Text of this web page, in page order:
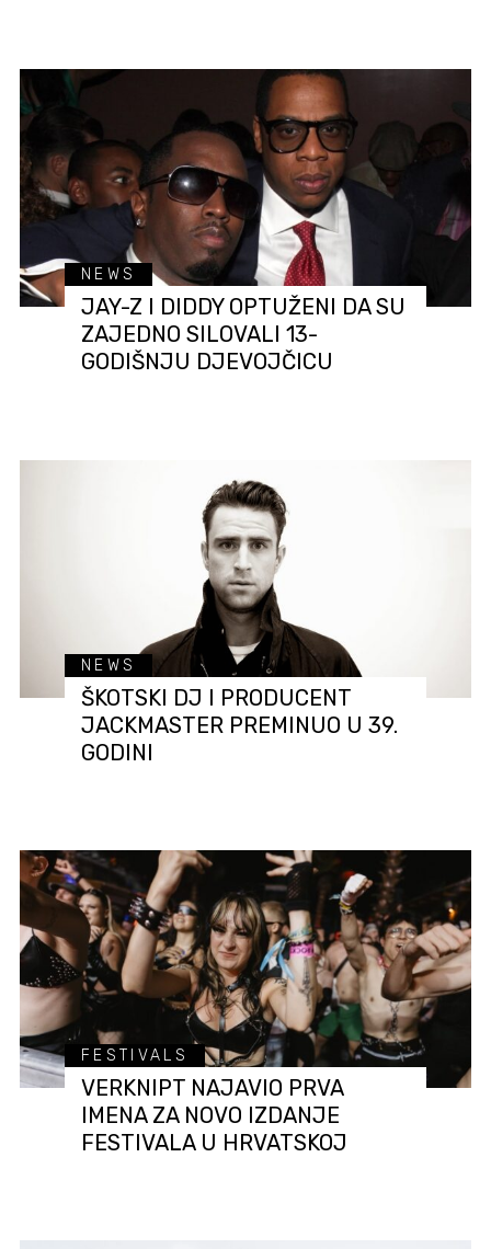
NEWS
JAY-Z I DIDDY OPTUŽENI DA SU
ZAJEDNO SILOVALI 13-
GODIŠNJU DJEVOJČICU
NEWS
ŠKOTSKI DJ I PRODUCENT
JACKMASTER PREMINUO U 39.
GODINI
FESTIVALS
VERKNIPT NAJAVIO PRVA
IMENA ZA NOVO IZDANJE
FESTIVALA U HRVATSKOJ